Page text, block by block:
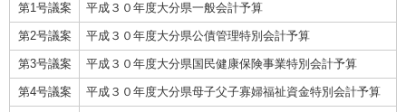
第1号議案 平成３０年度大分県一般会計予算
第2号議案 平成３０年度大分県公債管理特別会計予算
第3号議案 平成３０年度大分県国民健康保険事業特別会計予算
第4号議案 平成３０年度大分県母子父子寡婦福祉資金特別会計予算